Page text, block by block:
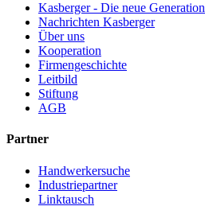
Kasberger - Die neue Generation
Nachrichten Kasberger
Über uns
Kooperation
Firmengeschichte
Leitbild
Stiftung
AGB
Partner
Handwerkersuche
Industriepartner
Linktausch